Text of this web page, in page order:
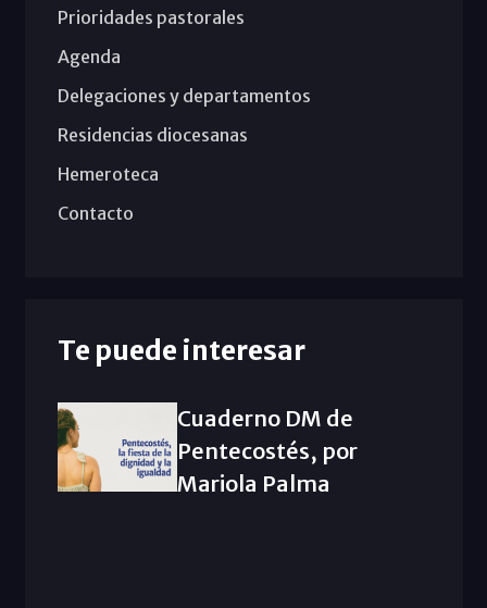
Prioridades pastorales
Agenda
Delegaciones y departamentos
Residencias diocesanas
Hemeroteca
Contacto
Te puede interesar
Cuaderno DM de
Pentecostés, por
Mariola Palma